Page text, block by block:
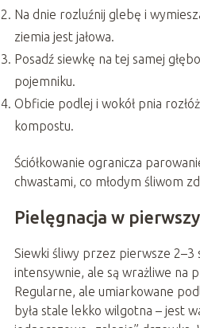
Na dnie rozluźnij glebę i
ziemia jest jałowa.
Posadź siewkę na tej samej
pojemniku.
Obficie podlej i wokół pnia
kompostu.
Ściółkowanie ogranicza
chwastami, co młodym śliwom
Pielęgnacja w
Siewki śliwy przez pierwsze 2–3
intensywnie, ale są wrażliwe na
Regularne, ale umiarkowane
była stale lekko wilgotna – jest